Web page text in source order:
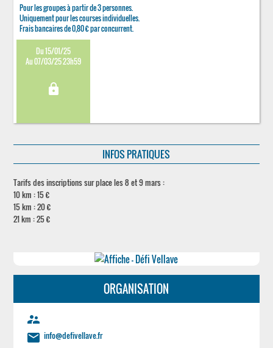
Pour les groupes à partir de 3 personnes.
Uniquement pour les courses individuelles.
Frais bancaires de 0,80 € par concurrent.
Du 15/01/25
Au 07/03/25 23h59
lock
INFOS PRATIQUES
Tarifs des inscriptions sur place les 8 et 9 mars :
10 km : 15 €
15 km : 20 €
21 km : 25 €
ORGANISATION
supervisor_account
email info@defivellave.fr